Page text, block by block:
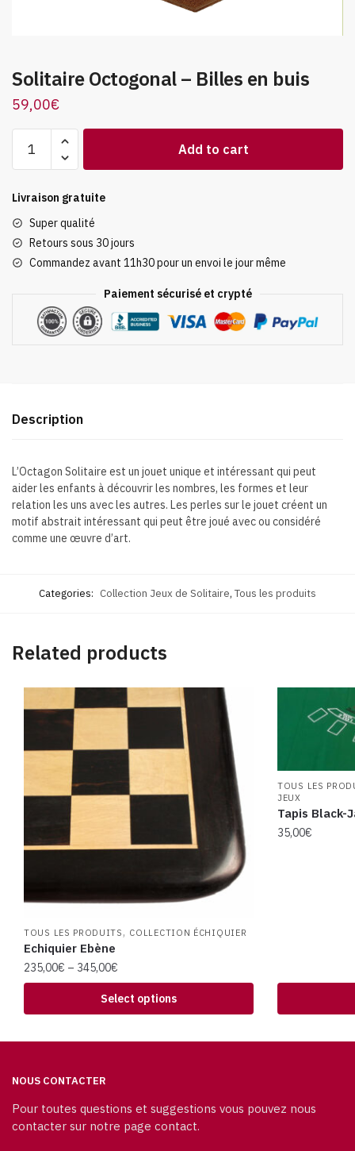
Solitaire Octogonal – Billes en buis
59,00€
Octogonal
Billes
buis
quantity
Add to cart
Livraison gratuite
Super qualité
Retours sous 30 jours
Commandez avant 11h30 pour un envoi le jour même
Paiement sécurisé et crypté
Description
L’Octagon Solitaire est un jouet unique et intéressant qui peut
aider les enfants à découvrir les nombres, les formes et leur
relation les uns avec les autres. Les perles sur le jouet créent un
motif abstrait intéressant qui peut être joué avec ou considéré
comme une œuvre d’art.
Categories: Collection Jeux de Solitaire, Tous les produits
Related products
TOUS LES PRODUITS , COLLECTION ÉCHIQUIER
Echiquier Ebène
235,00€ – 345,00€
Select options
TOUS LES
JEUX
Tapis Black-
35,00€
NOUS CONTACTER
Pour toutes questions et suggestions vous pouvez nous
contacter sur notre page contact.